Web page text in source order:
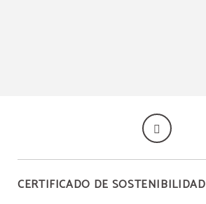
CERTIFICADO DE SOSTENIBILIDAD